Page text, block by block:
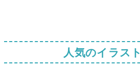
人気のイラスト